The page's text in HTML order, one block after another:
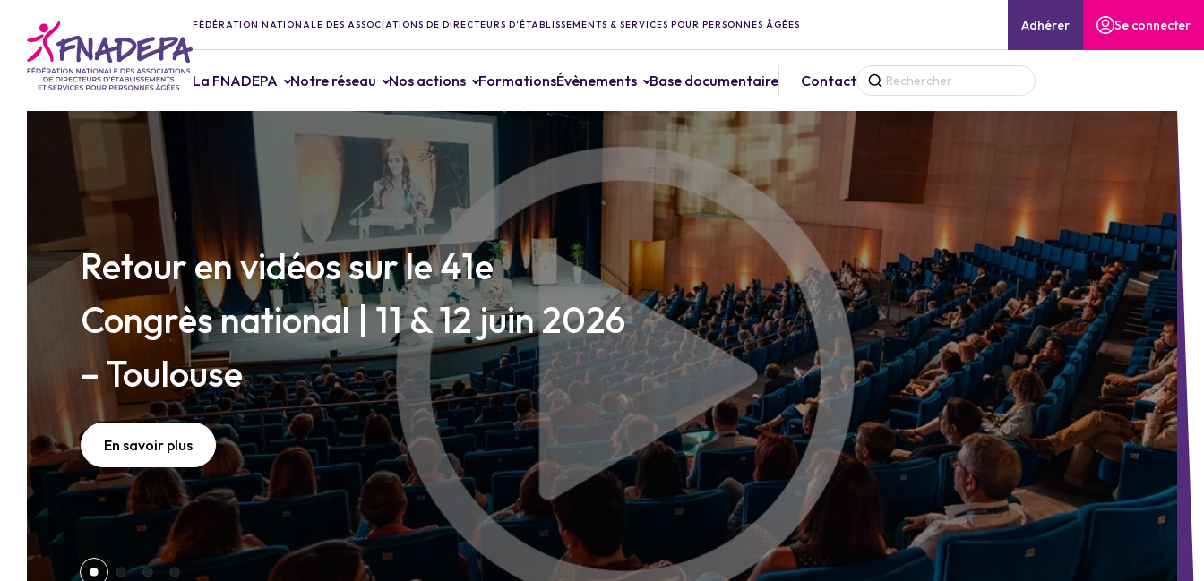
FÉDÉRATION NATIONALE DES ASSOCIATIONS DE DIRECTEURS D’ÉTABLISSEMENTS & SERVICES POUR PERSONNES ÂGÉES
La FNADEPA Notre réseau Nos actions FormationsÉvènements Base documentaire Contact
Adhérer Se connecter
Retour en vidéos sur le 41e
Congrès national | 11 & 12 juin 2026
– Toulouse
En savoir plus